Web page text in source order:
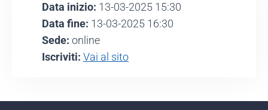
Data inizio: 13-03-2025 15:30
Data fine: 13-03-2025 16:30
Sede: online
Iscriviti: Vai al sito